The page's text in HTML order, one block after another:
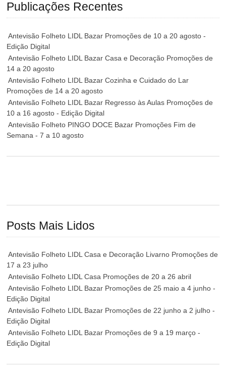
Publicações Recentes
Antevisão Folheto LIDL Bazar Promoções de 10 a 20 agosto -
Edição Digital
Antevisão Folheto LIDL Bazar Casa e Decoração Promoções de
14 a 20 agosto
Antevisão Folheto LIDL Bazar Cozinha e Cuidado do Lar
Promoções de 14 a 20 agosto
Antevisão Folheto LIDL Bazar Regresso às Aulas Promoções de
10 a 16 agosto - Edição Digital
Antevisão Folheto PINGO DOCE Bazar Promoções Fim de
Semana - 7 a 10 agosto
Posts Mais Lidos
Antevisão Folheto LIDL Casa e Decoração Livarno Promoções de
17 a 23 julho
Antevisão Folheto LIDL Casa Promoções de 20 a 26 abril
Antevisão Folheto LIDL Bazar Promoções de 25 maio a 4 junho -
Edição Digital
Antevisão Folheto LIDL Bazar Promoções de 22 junho a 2 julho -
Edição Digital
Antevisão Folheto LIDL Bazar Promoções de 9 a 19 março -
Edição Digital